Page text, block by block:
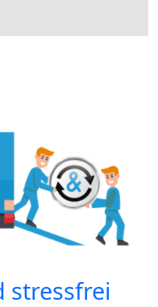
stressfrei